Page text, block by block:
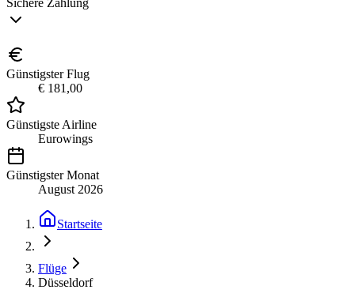
Günstigster Flug
€ 181,00
Günstigste Airline
Eurowings
Günstigster Monat
August 2026
Startseite
Flüge
Düsseldorf